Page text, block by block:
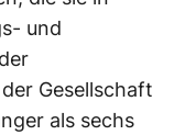
und
Gesellschaft
als sechs